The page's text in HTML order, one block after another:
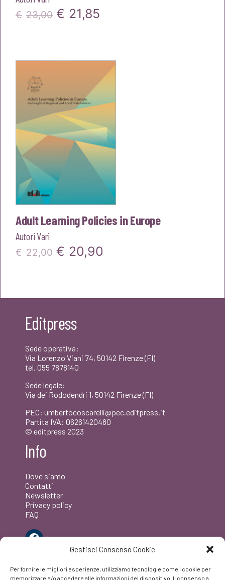
Gestisci Consenso Cookie
Per fornire le migliori esperienze, utilizziamo tecnologie come i cookie per
memorizzare e/o accedere alle informazioni del dispositivo. Il consenso a
€ 23,00 Il
€23,00.
€ 21,85
è:
Adult Learning Policies in Europe
Autori Vari
€ 22,00 Il
€22,00.
€ 20,90
Editpress
Sede operativa:
Via Lorenzo Viani 74, 50142 Firenze (FI)
tel. 055 7878140
Sede legale:
Via dei Rododendri 1, 50142 Firenze (FI)
PEC: umbertocoscarelli@pec.editpress.it
Partita IVA: 06261420480
© editpress 2023
Info
Dove siamo
Contatti
Newsletter
Privacy policy
FAQ